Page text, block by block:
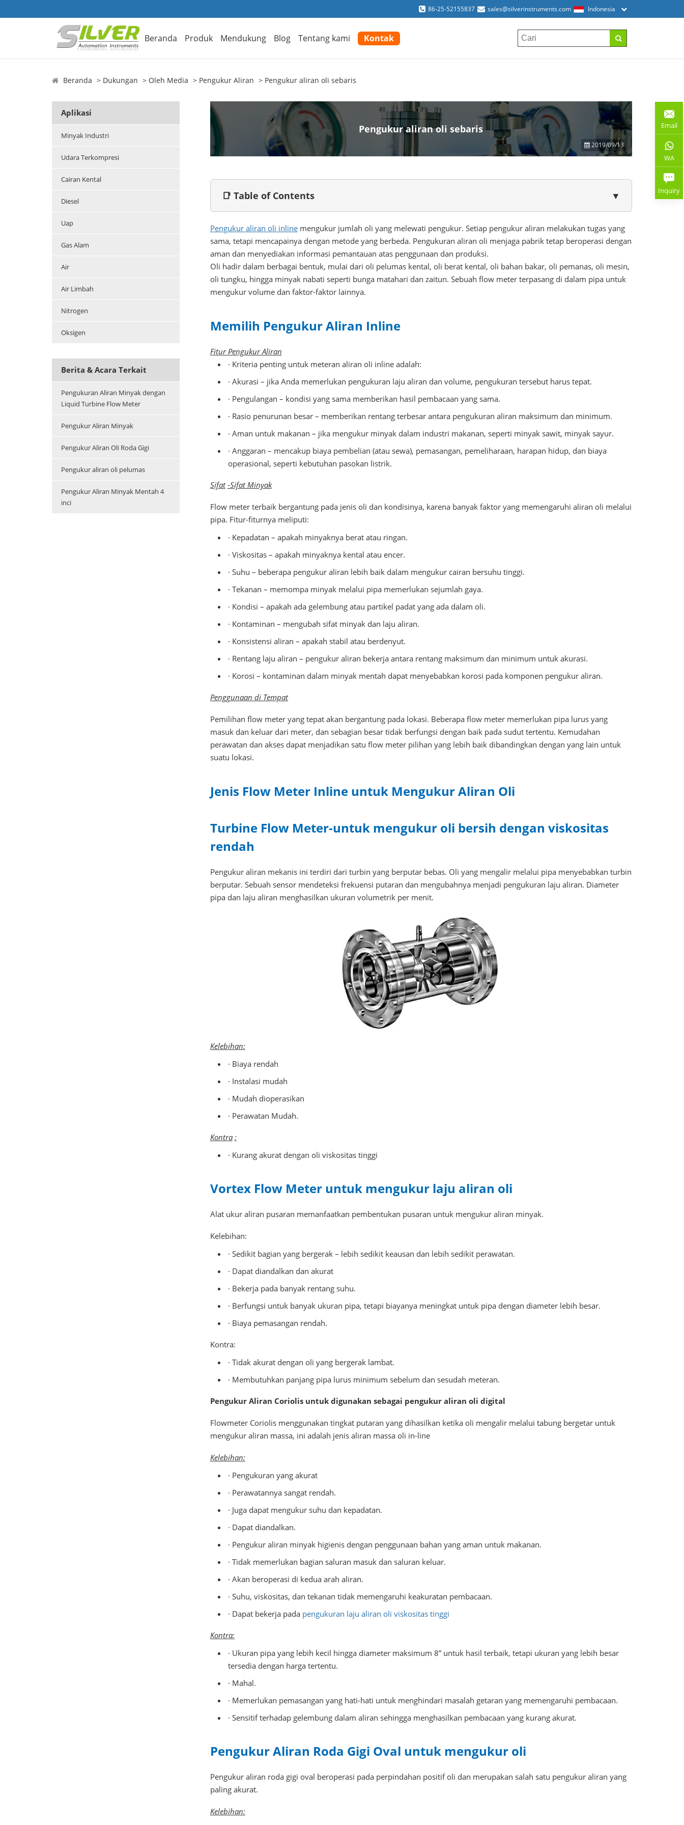
86-25-52155837 sales@silverinstruments.com Indonesia
Beranda Produk Mendukung Blog Tentang kami Kontak
Beranda Dukungan Oleh Media Pengukur Aliran Pengukur aliran oli sebaris
Aplikasi
Minyak Industri
Udara Terkompresi
Cairan Kental
Diesel
Uap
Gas Alam
Air
Air Limbah
Nitrogen
Oksigen
Berita & Acara Terkait
Pengukuran Aliran Minyak dengan
Liquid Turbine Flow Meter
Pengukur Aliran Minyak
Pengukur Aliran Oli Roda Gigi
Pengukur aliran oli pelumas
Pengukur Aliran Minyak Mentah 4
inci
Pengukur aliran oli sebaris
2019/09/13
📑 Table of Contents ▼
Pengukur aliran oli inlinemengukur jumlah oli yang melewati pengukur. Setiap pengukur aliran melakukan tugas yang
sama, tetapi mencapainya dengan metode yang berbeda. Pengukuran aliran oli menjaga pabrik tetap beroperasi dengan
aman dan menyediakan informasi pemantauan atas penggunaan dan produksi.
Oli hadir dalam berbagai bentuk, mulai dari oli pelumas kental, oli berat kental, oli bahan bakar, oli pemanas, oli mesin,
oli tungku, hingga minyak nabati seperti bunga matahari dan zaitun. Sebuah flow meter terpasang di dalam pipa untuk
mengukur volume dan faktor-faktor lainnya.
Memilih Pengukur Aliran Inline
Fitur Pengukur Aliran
· Kriteria penting untuk meteran aliran oli inline adalah:
· Akurasi – jika Anda memerlukan pengukuran laju aliran dan volume, pengukuran tersebut harus tepat.
· Pengulangan – kondisi yang sama memberikan hasil pembacaan yang sama.
· Rasio penurunan besar – memberikan rentang terbesar antara pengukuran aliran maksimum dan minimum.
· Aman untuk makanan – jika mengukur minyak dalam industri makanan, seperti minyak sawit, minyak sayur.
· Anggaran – mencakup biaya pembelian (atau sewa), pemasangan, pemeliharaan, harapan hidup, dan biaya
operasional, seperti kebutuhan pasokan listrik.
Sifat -Sifat Minyak
Flow meter terbaik bergantung pada jenis oli dan kondisinya, karena banyak faktor yang memengaruhi aliran oli melalui
pipa. Fitur-fiturnya meliputi:
· Kepadatan – apakah minyaknya berat atau ringan.
· Viskositas – apakah minyaknya kental atau encer.
· Suhu – beberapa pengukur aliran lebih baik dalam mengukur cairan bersuhu tinggi.
· Tekanan – memompa minyak melalui pipa memerlukan sejumlah gaya.
· Kondisi – apakah ada gelembung atau partikel padat yang ada dalam oli.
· Kontaminan – mengubah sifat minyak dan laju aliran.
· Konsistensi aliran – apakah stabil atau berdenyut.
· Rentang laju aliran – pengukur aliran bekerja antara rentang maksimum dan minimum untuk akurasi.
· Korosi – kontaminan dalam minyak mentah dapat menyebabkan korosi pada komponen pengukur aliran.
Penggunaan di Tempat
Pemilihan flow meter yang tepat akan bergantung pada lokasi. Beberapa flow meter memerlukan pipa lurus yang
masuk dan keluar dari meter, dan sebagian besar tidak berfungsi dengan baik pada sudut tertentu. Kemudahan
perawatan dan akses dapat menjadikan satu flow meter pilihan yang lebih baik dibandingkan dengan yang lain untuk
suatu lokasi.
Jenis Flow Meter Inline untuk Mengukur Aliran Oli
Turbine Flow Meter-untuk mengukur oli bersih dengan viskositas
rendah
Pengukur aliran mekanis ini terdiri dari turbin yang berputar bebas. Oli yang mengalir melalui pipa menyebabkan turbin
berputar. Sebuah sensor mendeteksi frekuensi putaran dan mengubahnya menjadi pengukuran laju aliran. Diameter
pipa dan laju aliran menghasilkan ukuran volumetrik per menit.
Kelebihan:
· Biaya rendah
· Instalasi mudah
· Mudah dioperasikan
· Perawatan Mudah.
Kontra :
· Kurang akurat dengan oli viskositas tinggi
Vortex Flow Meter untuk mengukur laju aliran oli
Alat ukur aliran pusaran memanfaatkan pembentukan pusaran untuk mengukur aliran minyak.
Kelebihan:
· Sedikit bagian yang bergerak – lebih sedikit keausan dan lebih sedikit perawatan.
· Dapat diandalkan dan akurat
· Bekerja pada banyak rentang suhu.
· Berfungsi untuk banyak ukuran pipa, tetapi biayanya meningkat untuk pipa dengan diameter lebih besar.
· Biaya pemasangan rendah.
Kontra:
· Tidak akurat dengan oli yang bergerak lambat.
· Membutuhkan panjang pipa lurus minimum sebelum dan sesudah meteran.
Pengukur Aliran Coriolis untuk digunakan sebagai pengukur aliran oli digital
Flowmeter Coriolis menggunakan tingkat putaran yang dihasilkan ketika oli mengalir melalui tabung bergetar untuk
mengukur aliran massa, ini adalah jenis aliran massa oli in-line
Kelebihan:
· Pengukuran yang akurat
· Perawatannya sangat rendah.
· Juga dapat mengukur suhu dan kepadatan.
· Dapat diandalkan.
· Pengukur aliran minyak higienis dengan penggunaan bahan yang aman untuk makanan.
· Tidak memerlukan bagian saluran masuk dan saluran keluar.
· Akan beroperasi di kedua arah aliran.
· Suhu, viskositas, dan tekanan tidak memengaruhi keakuratan pembacaan.
· Dapat bekerja pada pengukuran laju aliran oli viskositas tinggi
Kontra:
· Ukuran pipa yang lebih kecil hingga diameter maksimum 8” untuk hasil terbaik, tetapi ukuran yang lebih besar
tersedia dengan harga tertentu.
· Mahal.
· Memerlukan pemasangan yang hati-hati untuk menghindari masalah getaran yang memengaruhi pembacaan.
· Sensitif terhadap gelembung dalam aliran sehingga menghasilkan pembacaan yang kurang akurat.
Pengukur Aliran Roda Gigi Oval untuk mengukur oli
Pengukur aliran roda gigi oval beroperasi pada perpindahan positif oli dan merupakan salah satu pengukur aliran yang
paling akurat.
Kelebihan:
Email
WA
Inquiry